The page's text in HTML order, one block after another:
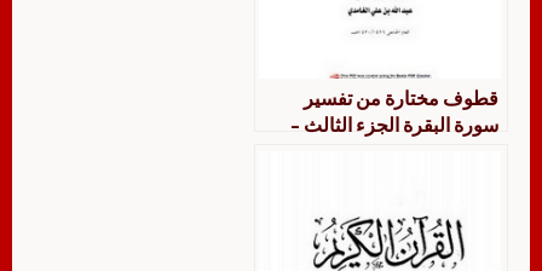
قطوف مختارة من تفسير
سورة البقرة الجزء الثالث –